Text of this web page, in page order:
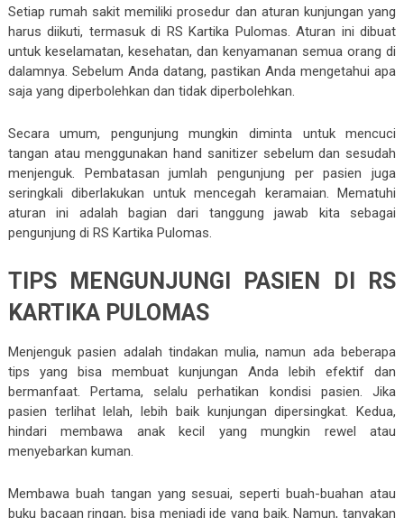
Setiap rumah sakit memiliki prosedur dan aturan kunjungan yang
harus diikuti, termasuk di RS Kartika Pulomas. Aturan ini dibuat
untuk keselamatan, kesehatan, dan kenyamanan semua orang di
dalamnya. Sebelum Anda datang, pastikan Anda mengetahui apa
saja yang diperbolehkan dan tidak diperbolehkan.
Secara umum, pengunjung mungkin diminta untuk mencuci
tangan atau menggunakan hand sanitizer sebelum dan sesudah
menjenguk. Pembatasan jumlah pengunjung per pasien juga
seringkali diberlakukan untuk mencegah keramaian. Mematuhi
aturan ini adalah bagian dari tanggung jawab kita sebagai
pengunjung di RS Kartika Pulomas.
TIPS MENGUNJUNGI PASIEN DI RS
KARTIKA PULOMAS
Menjenguk pasien adalah tindakan mulia, namun ada beberapa
tips yang bisa membuat kunjungan Anda lebih efektif dan
bermanfaat. Pertama, selalu perhatikan kondisi pasien. Jika
pasien terlihat lelah, lebih baik kunjungan dipersingkat. Kedua,
hindari membawa anak kecil yang mungkin rewel atau
menyebarkan kuman.
Membawa buah tangan yang sesuai, seperti buah-buahan atau
buku bacaan ringan, bisa menjadi ide yang baik. Namun, tanyakan